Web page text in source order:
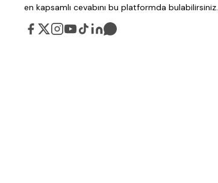
en kapsamlı cevabını bu platformda bulabilirsiniz.